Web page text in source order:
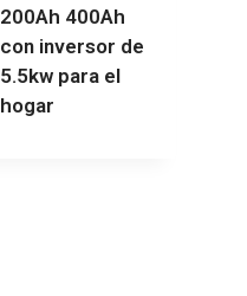
200Ah 400Ah
con inversor de
5.5kw para el
hogar